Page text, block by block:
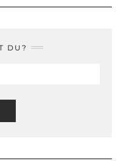
DU?